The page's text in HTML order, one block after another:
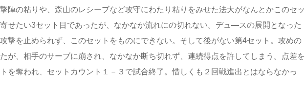
陣の粘りや、森山のレシーブなど攻守にわたり粘りをみせた法大がなんとかこのセッ
せたい3セット目であったが、なかなか流れにの切れない。デュ―スの展開となった
撃を止められず、このセットをものにできない。そして後がない第4セット。攻めの
が、相手のサーブに崩され、なかなか断ち切れず、連続得点を許してしまう。点差を
を奪われ、セットカウント１－３で試合終了。惜しくも２回戦進出とはならなかっ